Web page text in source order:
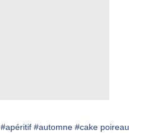
#apéritif #automne #cake poireau